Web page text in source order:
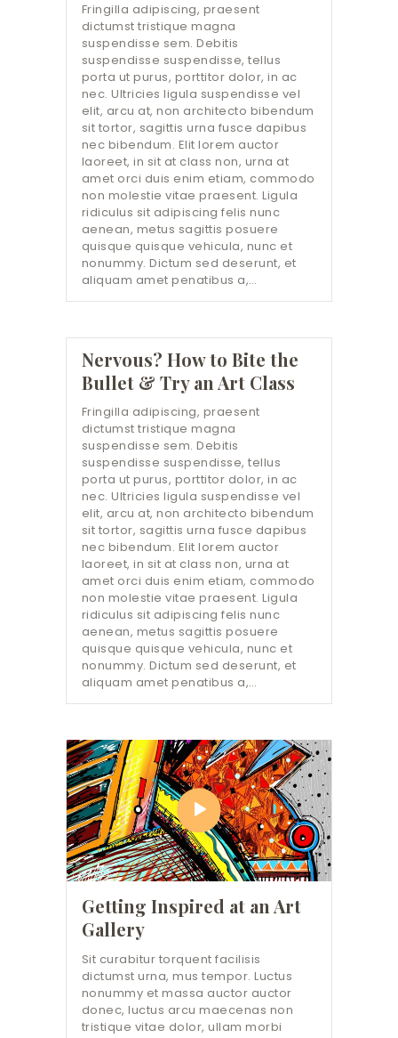
Fringilla adipiscing, praesent
dictumst tristique magna
suspendisse sem. Debitis
suspendisse suspendisse, tellus
porta ut purus, porttitor dolor, in ac
nec. Ultricies ligula suspendisse vel
elit, arcu at, non architecto bibendum
sit tortor, sagittis urna fusce dapibus
nec bibendum. Elit lorem auctor
laoreet, in sit at class non, urna at
amet orci duis enim etiam, commodo
non molestie vitae praesent. Ligula
ridiculus sit adipiscing felis nunc
aenean, metus sagittis posuere
quisque quisque vehicula, nunc et
nonummy. Dictum sed deserunt, et
aliquam amet penatibus a,…
Nervous? How to Bite the
Bullet & Try an Art Class
Fringilla adipiscing, praesent
dictumst tristique magna
suspendisse sem. Debitis
suspendisse suspendisse, tellus
porta ut purus, porttitor dolor, in ac
nec. Ultricies ligula suspendisse vel
elit, arcu at, non architecto bibendum
sit tortor, sagittis urna fusce dapibus
nec bibendum. Elit lorem auctor
laoreet, in sit at class non, urna at
amet orci duis enim etiam, commodo
non molestie vitae praesent. Ligula
ridiculus sit adipiscing felis nunc
aenean, metus sagittis posuere
quisque quisque vehicula, nunc et
nonummy. Dictum sed deserunt, et
aliquam amet penatibus a,…
Getting Inspired at an Art
Gallery
Sit curabitur torquent facilisis
dictumst urna, mus tempor. Luctus
nonummy et massa auctor auctor
donec, luctus arcu maecenas non
tristique vitae dolor, ullam morbi